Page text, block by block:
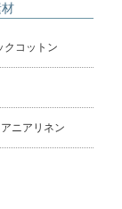
クコットン
ニアリネン